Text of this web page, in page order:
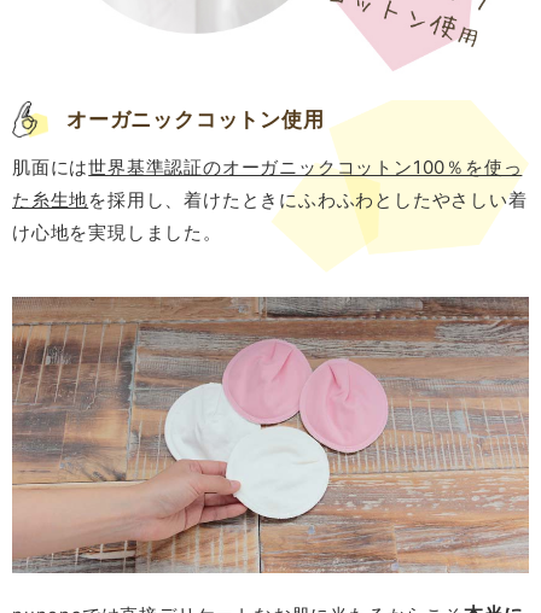
オーガニックコットン使用
肌面には世界基準認証のオーガニックコットン100％を使っ
た糸生地を採用し、着けたときにふわふわとしたやさしい着
け心地を実現しました。